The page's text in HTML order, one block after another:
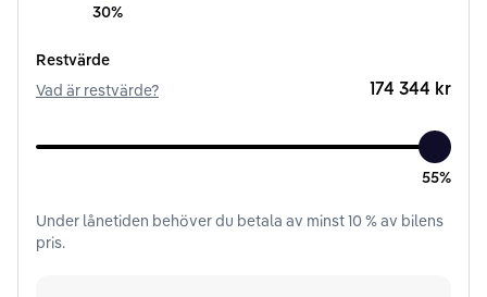
30%
Restvärde
Vad är restvärde?
174 344 kr
55%
Under lånetiden behöver du betala av minst10% av bilens
pris.